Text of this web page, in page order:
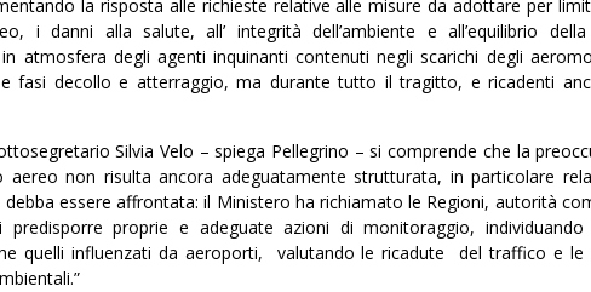
la risposta alle richieste relative alle misure da adottare per
i danni alla salute, all’ integrità dell’ambiente e all’equilibrio della
in atmosfera degli agenti inquinanti contenuti negli scarichi degli
fasi decollo e atterraggio, ma durante tutto il tragitto, e ricadenti
Silvia Velo – spiega Pellegrino – si comprende che la
aereo non risulta ancora adeguatamente strutturata, in particolare
essere affrontata: il Ministero ha richiamato le Regioni, autorità
proprie e adeguate azioni di monitoraggio,
quelli influenzati da aeroporti, valutando le ricadute del traffico e le